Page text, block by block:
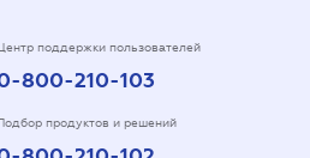
поддержки пользователей
800-210-103
продуктов и решений